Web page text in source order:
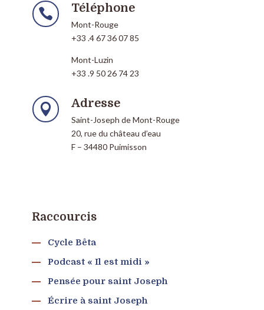
 Téléphone
Mont-Rouge
+33 .4 67 36 07 85
Mont-Luzin
+33 .9 50 26 74 23
 Adresse
Saint-Joseph de Mont-Rouge
20, rue du château d’eau
F – 34480 Puimisson
Raccourcis
Cycle Bêta
Podcast « Il est midi »
Pensée pour saint Joseph
Écrire à saint Joseph